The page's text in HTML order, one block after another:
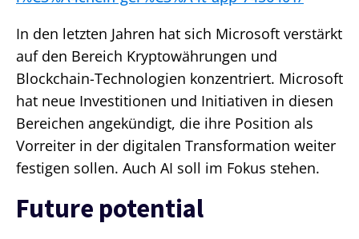
In den letzten Jahren hat sich Microsoft verstärkt
auf den Bereich Kryptowährungen und
Blockchain-Technologien konzentriert. Microsoft
hat neue Investitionen und Initiativen in diesen
Bereichen angekündigt, die ihre Position als
Vorreiter in der digitalen Transformation weiter
festigen sollen. Auch AI soll im Fokus stehen.
Future potential